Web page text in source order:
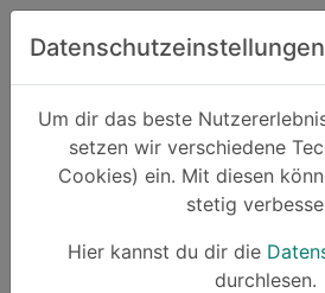
Zum
Datenschutzeinstellungen
Um dir das beste
setzen wir verschiedene
Cookies) ein. Mit diesen
stetig
Hier kannst du dir die
durchlesen.
Schnäppchen Elektronik